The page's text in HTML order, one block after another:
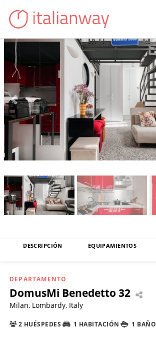
DESCRIPCIÓN EQUIPAMIENTOS
DEPARTAMENTO
DomusMi Benedetto 32
Milan, Lombardy, Italy
2 HUÉSPEDES 1 HABITACIÓN 1 BAÑO